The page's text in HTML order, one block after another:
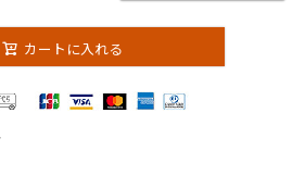
カートに入れる